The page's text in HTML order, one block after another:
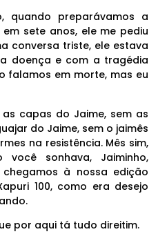
quando preparávamos a
em sete anos, ele me pediu
conversa triste, ele estava
doença e com a tragédia
falamos em morte, mas eu
capas do Jaime, sem as
do Jaime, sem o jaimês
na resistência. Mês sim,
sonhava, Jaiminho,
à nossa edição
100, como era desejo
por aqui tá tudo direitim.